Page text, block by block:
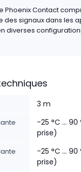
Phoenix Contact
des signaux dans les
diverses
3 m
-25 °C ...
prise)
-25 °C ...
prise)